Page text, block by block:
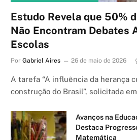
Estudo Revela que 50%
Não Encontram Debates
Escolas
Por Gabriel Aires 26 de maio de 2026
A tarefa “A influência da herança
construção do Brasil”, solicitada
Avanços na
Destaca
Matemática